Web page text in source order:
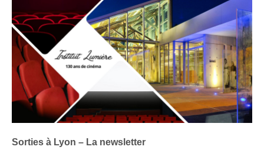
Sorties à Lyon – La newsletter